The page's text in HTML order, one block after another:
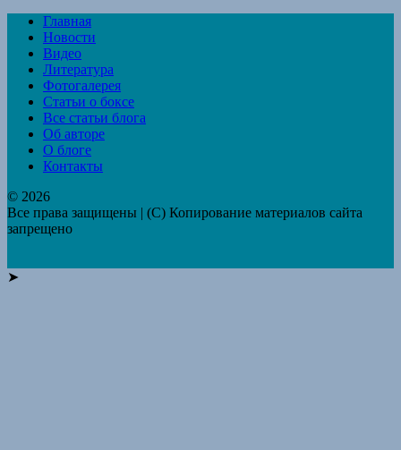
Главная
Новости
Видео
Литература
Фотогалерея
Статьи о боксе
Все статьи блога
Об авторе
О блоге
Контакты
© 2026
Все права защищены | (C) Копирование материалов сайта
запрещено
➤